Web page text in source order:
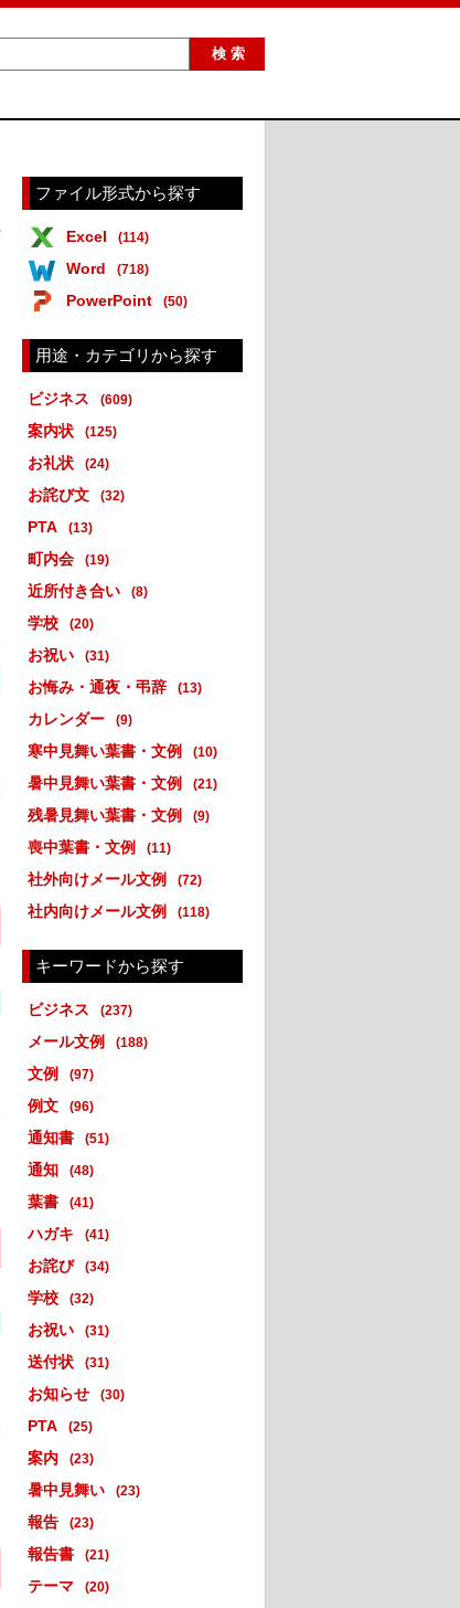
ファイル形式から探す
Excel (114)
Word (718)
PowerPoint (50)
用途・カテゴリから探す
ビジネス (609)
案内状 (125)
お礼状 (24)
お詫び文 (32)
PTA (13)
町内会 (19)
近所付き合い (8)
学校 (20)
お祝い (31)
お悔み・通夜・弔辞 (13)
カレンダー (9)
寒中見舞い葉書・文例 (10)
暑中見舞い葉書・文例 (21)
残暑見舞い葉書・文例 (9)
喪中葉書・文例 (11)
社外向けメール文例 (72)
社内向けメール文例 (118)
キーワードから探す
ビジネス (237)
メール文例 (188)
文例 (97)
例文 (96)
通知書 (51)
通知 (48)
葉書 (41)
ハガキ (41)
お詫び (34)
学校 (32)
お祝い (31)
送付状 (31)
お知らせ (30)
PTA (25)
案内 (23)
暑中見舞い (23)
報告 (23)
報告書 (21)
テーマ (20)